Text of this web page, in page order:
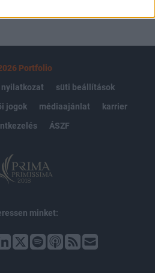
Portfolio
süti beállítások
jogok médiaajánlat
karrier
ÁSZF
minket: